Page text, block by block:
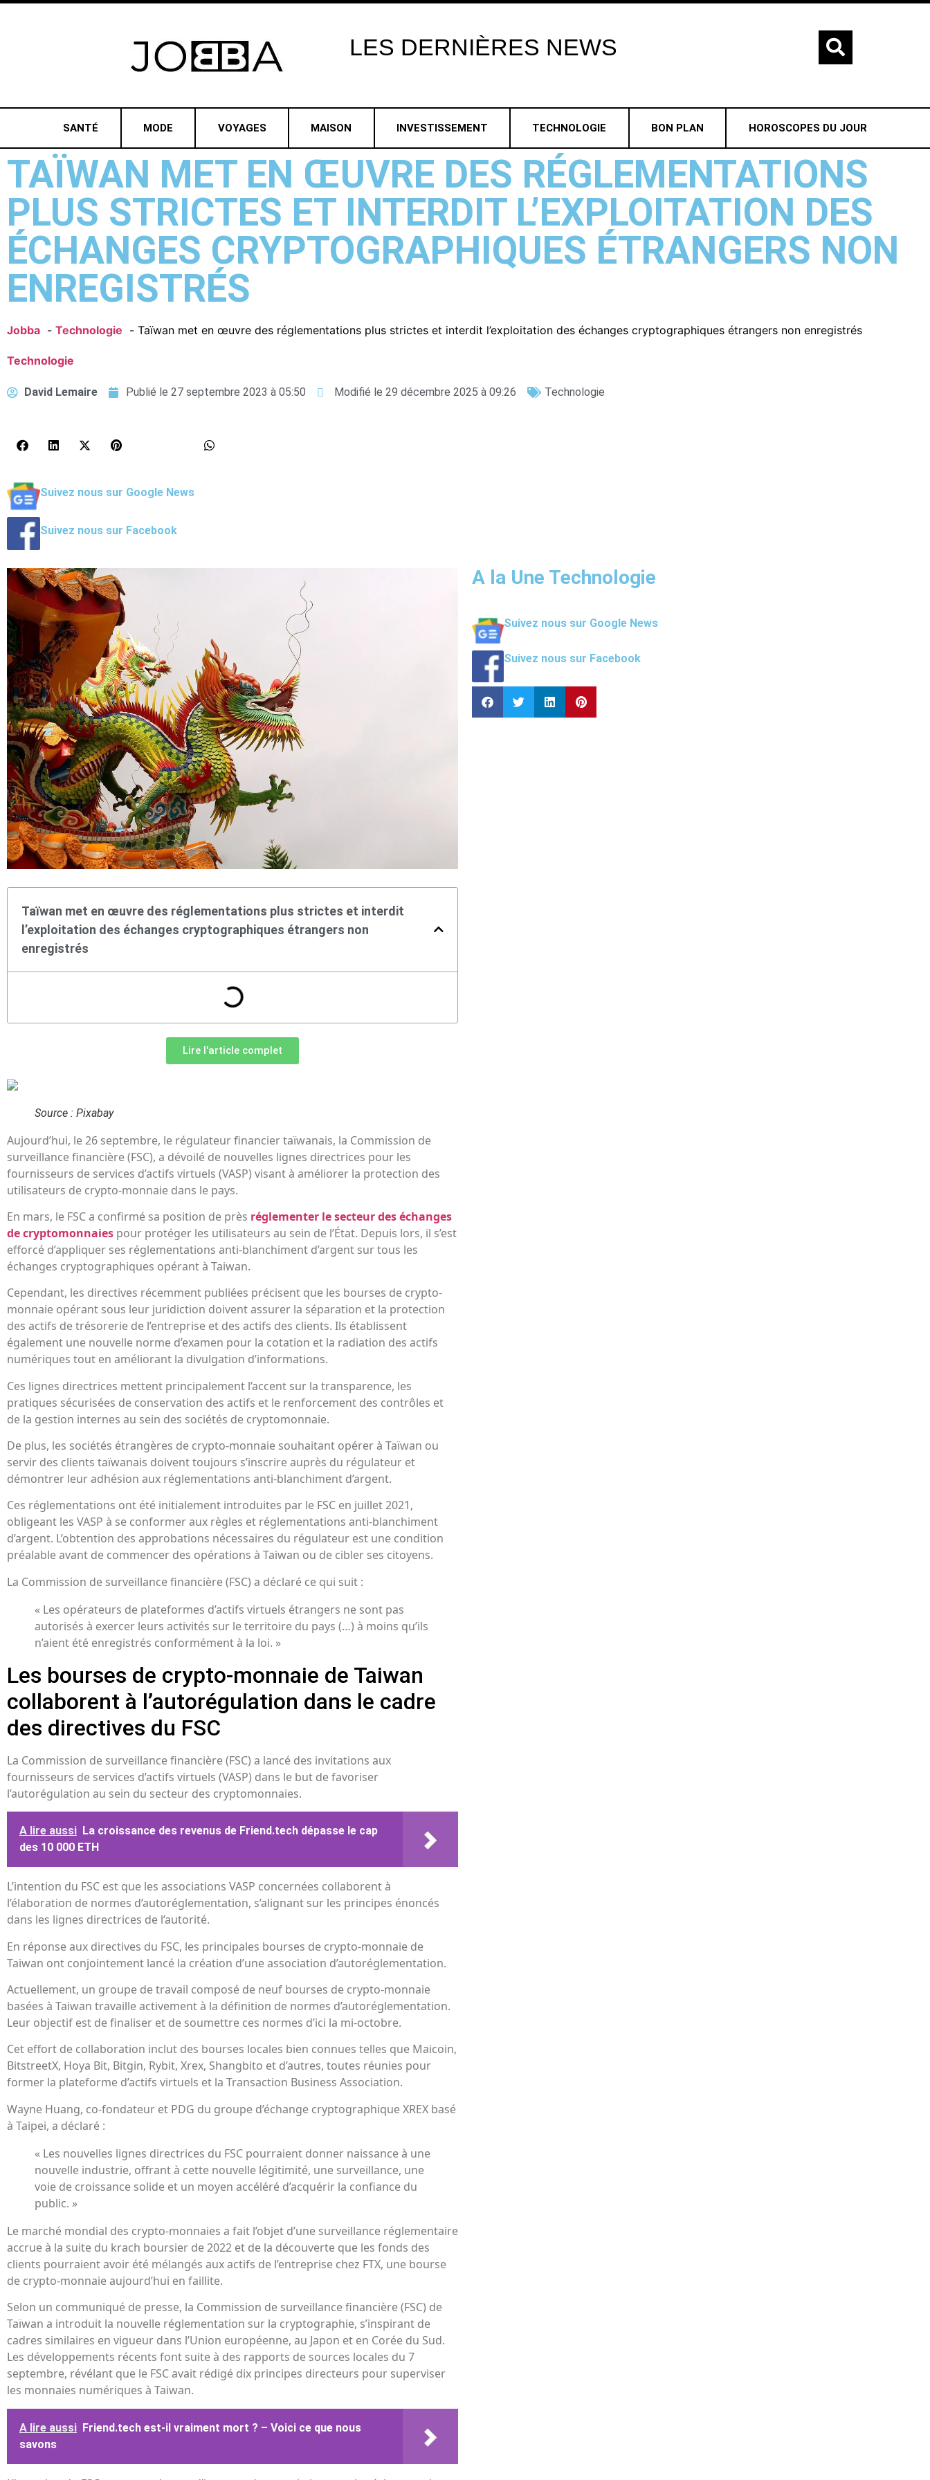
LES DERNIÈRES NEWS
SANTÉ MODE VOYAGES MAISON INVESTISSEMENT TECHNOLOGIE BON PLAN HOROSCOPES DU JOUR
TAÏWAN MET EN ŒUVRE DES RÉGLEMENTATIONS
PLUS STRICTES ET INTERDIT L’EXPLOITATION DES
ÉCHANGES CRYPTOGRAPHIQUES ÉTRANGERS NON
ENREGISTRÉS
Jobba Technologie Taïwan met en œuvre des réglementations plus strictes et interdit l’exploitation des échanges cryptographiques étrangers non enregistrés
Technologie
David Lemaire Publié le 27 septembre 2023 à 05:50 Modifié le 29 décembre 2025 à 09:26 Technologie
Suivez nous sur Google News
Suivez nous sur Facebook
Taïwan met en œuvre des réglementations plus strictes et interdit
l’exploitation des échanges cryptographiques étrangers non
enregistrés
Lire l'article complet
Source : Pixabay
Aujourd’hui, le 26 septembre, le régulateur financier taïwanais, la Commission de
surveillance financière (FSC), a dévoilé de nouvelles lignes directrices pour les
fournisseurs de services d’actifs virtuels (VASP) visant à améliorer la protection des
utilisateurs de crypto-monnaie dans le pays.
En mars, le FSC a confirmé sa position de près réglementer le secteur des échanges
de cryptomonnaies pour protéger les utilisateurs au sein de l’État. Depuis lors, il s’est
efforcé d’appliquer ses réglementations anti-blanchiment d’argent sur tous les
échanges cryptographiques opérant à Taiwan.
Cependant, les directives récemment publiées précisent que les bourses de crypto-
monnaie opérant sous leur juridiction doivent assurer la séparation et la protection
des actifs de trésorerie de l’entreprise et des actifs des clients. Ils établissent
également une nouvelle norme d’examen pour la cotation et la radiation des actifs
numériques tout en améliorant la divulgation d’informations.
Ces lignes directrices mettent principalement l’accent sur la transparence, les
pratiques sécurisées de conservation des actifs et le renforcement des contrôles et
de la gestion internes au sein des sociétés de cryptomonnaie.
De plus, les sociétés étrangères de crypto-monnaie souhaitant opérer à Taïwan ou
servir des clients taïwanais doivent toujours s’inscrire auprès du régulateur et
démontrer leur adhésion aux réglementations anti-blanchiment d’argent.
Ces réglementations ont été initialement introduites par le FSC en juillet 2021,
obligeant les VASP à se conformer aux règles et réglementations anti-blanchiment
d’argent. L’obtention des approbations nécessaires du régulateur est une condition
préalable avant de commencer des opérations à Taiwan ou de cibler ses citoyens.
La Commission de surveillance financière (FSC) a déclaré ce qui suit :
« Les opérateurs de plateformes d’actifs virtuels étrangers ne sont pas
autorisés à exercer leurs activités sur le territoire du pays (…) à moins qu’ils
n’aient été enregistrés conformément à la loi. »
Les bourses de crypto-monnaie de Taiwan
collaborent à l’autorégulation dans le cadre
des directives du FSC
La Commission de surveillance financière (FSC) a lancé des invitations aux
fournisseurs de services d’actifs virtuels (VASP) dans le but de favoriser
l’autorégulation au sein du secteur des cryptomonnaies.
A lire aussi La croissance des revenus de Friend.tech dépasse le cap
des 10 000 ETH
L’intention du FSC est que les associations VASP concernées collaborent à
l’élaboration de normes d’autoréglementation, s’alignant sur les principes énoncés
dans les lignes directrices de l’autorité.
En réponse aux directives du FSC, les principales bourses de crypto-monnaie de
Taiwan ont conjointement lancé la création d’une association d’autoréglementation.
Actuellement, un groupe de travail composé de neuf bourses de crypto-monnaie
basées à Taiwan travaille activement à la définition de normes d’autoréglementation.
Leur objectif est de finaliser et de soumettre ces normes d’ici la mi-octobre.
Cet effort de collaboration inclut des bourses locales bien connues telles que Maicoin,
BitstreetX, Hoya Bit, Bitgin, Rybit, Xrex, Shangbito et d’autres, toutes réunies pour
former la plateforme d’actifs virtuels et la Transaction Business Association.
Wayne Huang, co-fondateur et PDG du groupe d’échange cryptographique XREX basé
à Taipei, a déclaré :
« Les nouvelles lignes directrices du FSC pourraient donner naissance à une
nouvelle industrie, offrant à cette nouvelle légitimité, une surveillance, une
voie de croissance solide et un moyen accéléré d’acquérir la confiance du
public. »
Le marché mondial des crypto-monnaies a fait l’objet d’une surveillance réglementaire
accrue à la suite du krach boursier de 2022 et de la découverte que les fonds des
clients pourraient avoir été mélangés aux actifs de l’entreprise chez FTX, une bourse
de crypto-monnaie aujourd’hui en faillite.
Selon un communiqué de presse, la Commission de surveillance financière (FSC) de
Taïwan a introduit la nouvelle réglementation sur la cryptographie, s’inspirant de
cadres similaires en vigueur dans l’Union européenne, au Japon et en Corée du Sud.
Les développements récents font suite à des rapports de sources locales du 7
septembre, révélant que le FSC avait rédigé dix principes directeurs pour superviser
les monnaies numériques à Taiwan.
A lire aussi Friend.tech est-il vraiment mort ? – Voici ce que nous
savons
A la Une Technologie
Suivez nous sur Google News
Suivez nous sur Facebook